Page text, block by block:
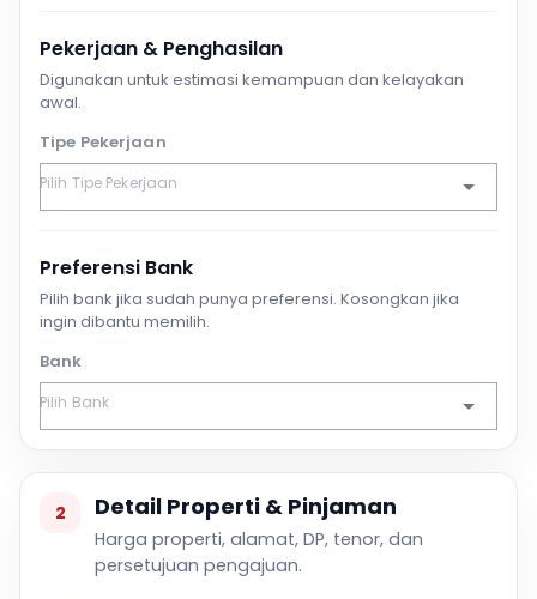
Pekerjaan & Penghasilan
Digunakan untuk estimasi kemampuan dan kelayakan
awal.
Tipe Pekerjaan
Preferensi Bank
Pilih bank jika sudah punya preferensi. Kosongkan jika
ingin dibantu memilih.
Bank
2 Detail Properti & Pinjaman
Harga properti, alamat, DP, tenor, dan
persetujuan pengajuan.